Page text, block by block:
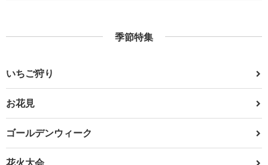
季節特集
いちご狩り
お花見
ゴールデンウィーク